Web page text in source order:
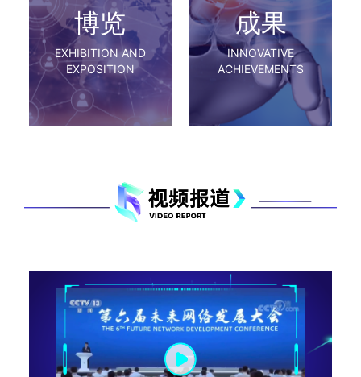
博览
EXHIBITION AND
EXPOSITION
成果
INNOVATIVE
ACHIEVEMENTS